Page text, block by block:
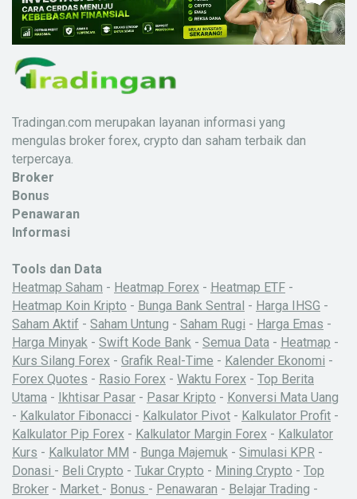
Tradingan.com merupakan layanan informasi yang
mengulas broker forex, crypto dan saham terbaik dan
terpercaya.
Broker
Bonus
Penawaran
Informasi
Tools dan Data
Heatmap Saham - Heatmap Forex - Heatmap ETF -
Heatmap Koin Kripto - Bunga Bank Sentral - Harga IHSG -
Saham Aktif - Saham Untung - Saham Rugi - Harga Emas -
Harga Minyak - Swift Kode Bank - Semua Data - Heatmap -
Kurs Silang Forex - Grafik Real-Time - Kalender Ekonomi -
Forex Quotes - Rasio Forex - Waktu Forex - Top Berita
Utama - Ikhtisar Pasar - Pasar Kripto - Konversi Mata Uang
- Kalkulator Fibonacci - Kalkulator Pivot - Kalkulator Profit -
Kalkulator Pip Forex - Kalkulator Margin Forex - Kalkulator
Kurs - Kalkulator MM - Bunga Majemuk - Simulasi KPR -
Donasi - Beli Crypto - Tukar Crypto - Mining Crypto - Top
Broker - Market - Bonus - Penawaran - Belajar Trading -